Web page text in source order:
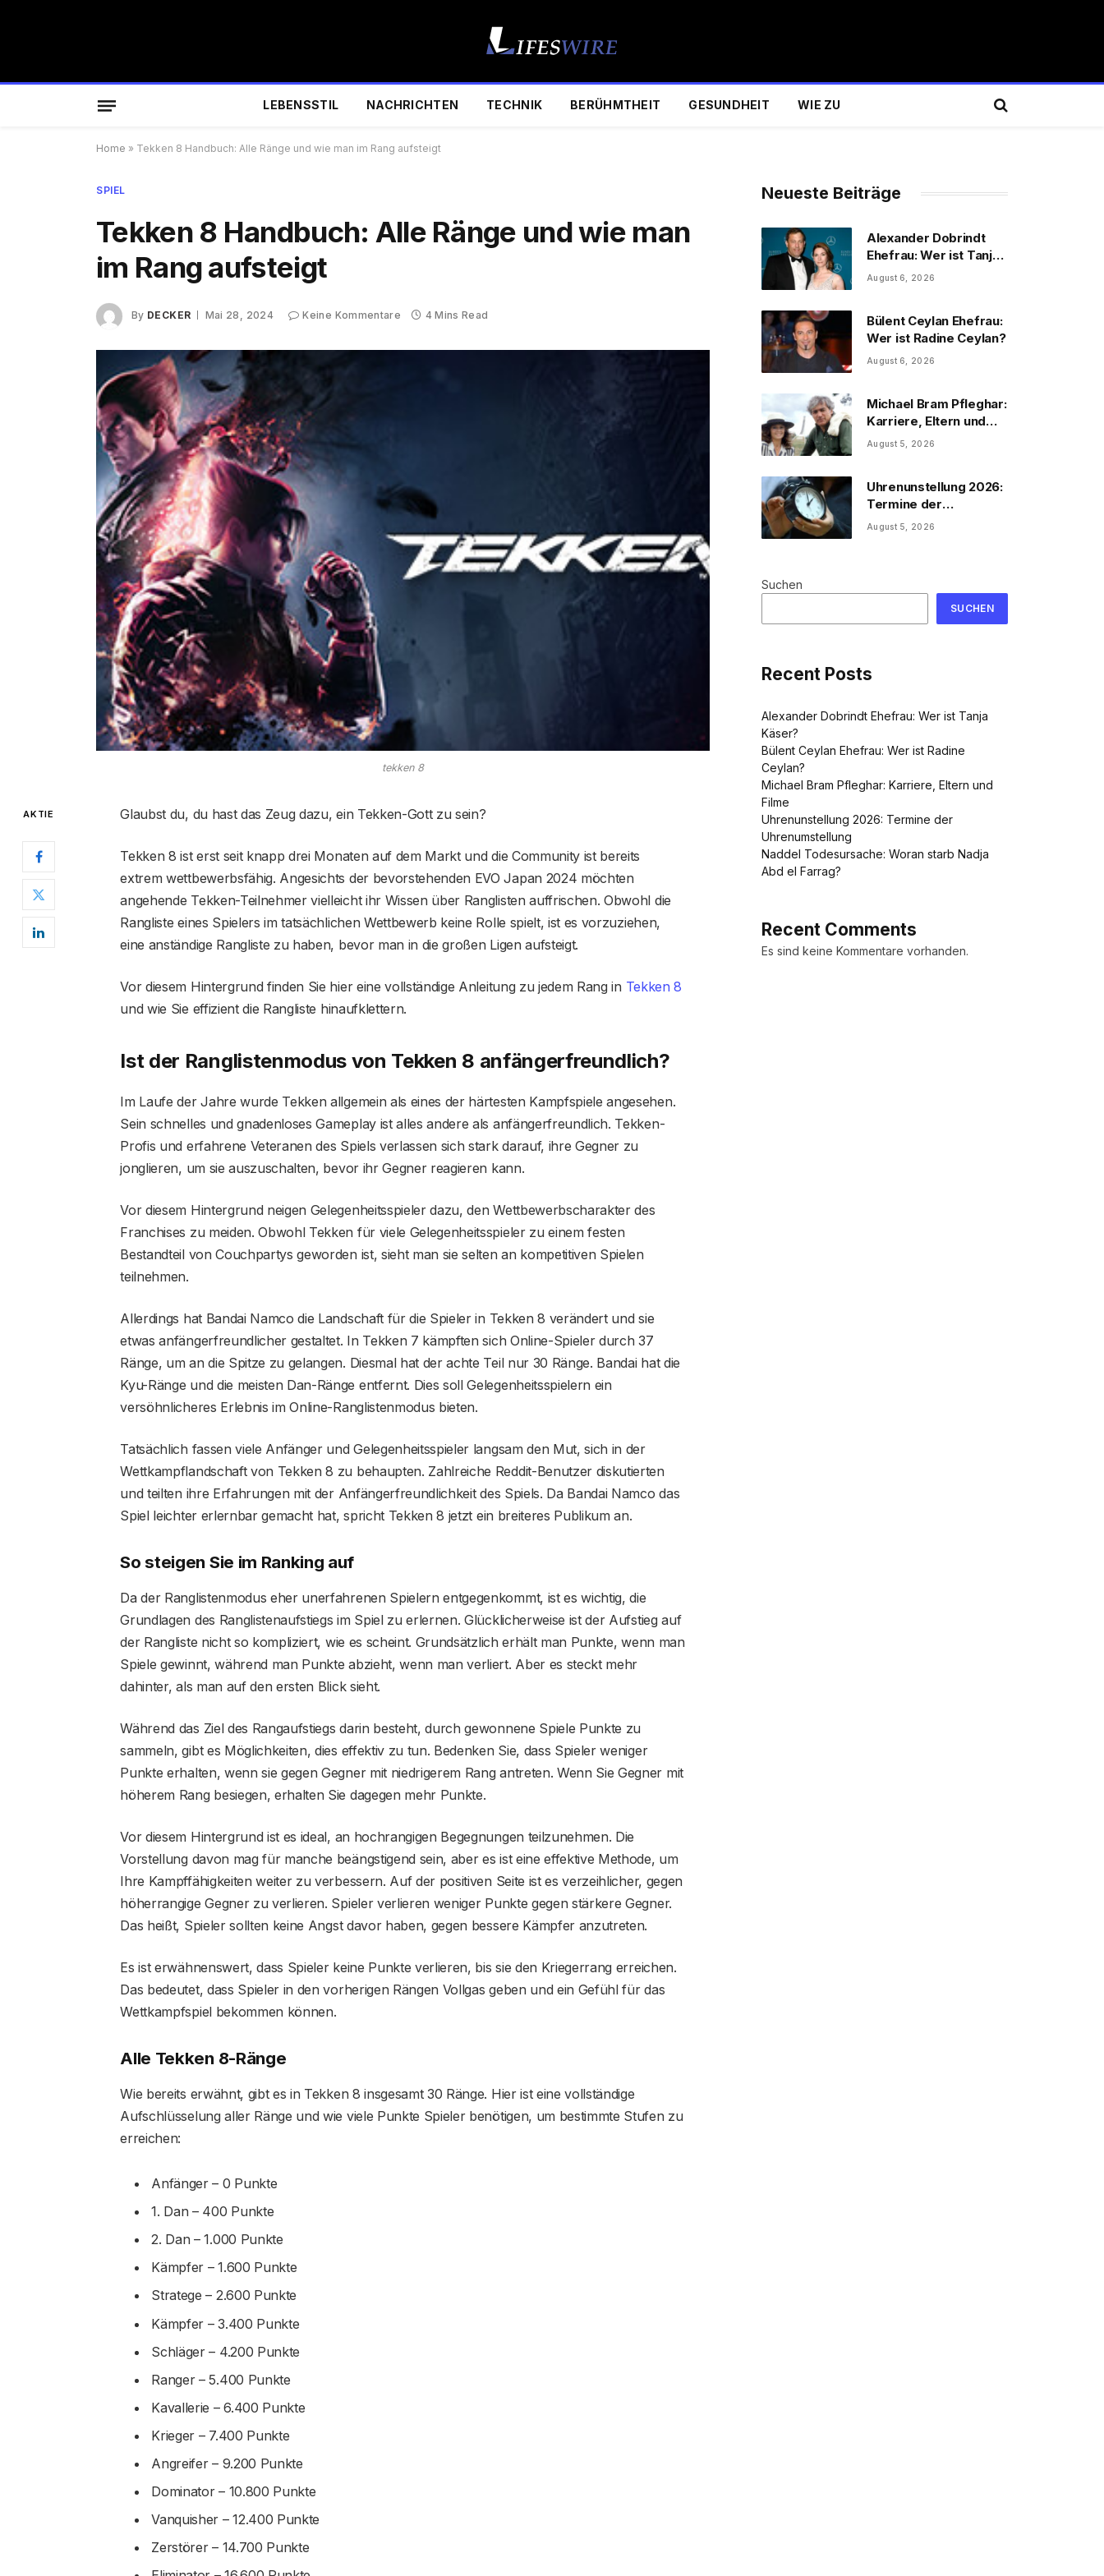
LEBENSSTIL NACHRICHTEN TECHNIK BERÜHMTHEIT GESUNDHEIT WIE ZU
Home » Tekken 8 Handbuch: Alle Ränge und wie man im Rang aufsteigt
SPIEL
Tekken 8 Handbuch: Alle Ränge und wie man
im Rang aufsteigt
By DECKER Mai 28, 2024 Keine Kommentare 4 Mins Read
tekken 8
AKTIE Glaubst du, du hast das Zeug dazu, ein Tekken-Gott zu sein?
Tekken 8 ist erst seit knapp drei Monaten auf dem Markt und die Community ist bereits
extrem wettbewerbsfähig. Angesichts der bevorstehenden EVO Japan 2024 möchten
angehende Tekken-Teilnehmer vielleicht ihr Wissen über Ranglisten auffrischen. Obwohl die
Rangliste eines Spielers im tatsächlichen Wettbewerb keine Rolle spielt, ist es vorzuziehen,
eine anständige Rangliste zu haben, bevor man in die großen Ligen aufsteigt.
Vor diesem Hintergrund finden Sie hier eine vollständige Anleitung zu jedem Rang in Tekken 8
und wie Sie effizient die Rangliste hinaufklettern.
Ist der Ranglistenmodus von Tekken 8 anfängerfreundlich?
Im Laufe der Jahre wurde Tekken allgemein als eines der härtesten Kampfspiele angesehen.
Sein schnelles und gnadenloses Gameplay ist alles andere als anfängerfreundlich. Tekken-
Profis und erfahrene Veteranen des Spiels verlassen sich stark darauf, ihre Gegner zu
jonglieren, um sie auszuschalten, bevor ihr Gegner reagieren kann.
Vor diesem Hintergrund neigen Gelegenheitsspieler dazu, den Wettbewerbscharakter des
Franchises zu meiden. Obwohl Tekken für viele Gelegenheitsspieler zu einem festen
Bestandteil von Couchpartys geworden ist, sieht man sie selten an kompetitiven Spielen
teilnehmen.
Allerdings hat Bandai Namco die Landschaft für die Spieler in Tekken 8 verändert und sie
etwas anfängerfreundlicher gestaltet. In Tekken 7 kämpften sich Online-Spieler durch 37
Ränge, um an die Spitze zu gelangen. Diesmal hat der achte Teil nur 30 Ränge. Bandai hat die
Kyu-Ränge und die meisten Dan-Ränge entfernt. Dies soll Gelegenheitsspielern ein
versöhnlicheres Erlebnis im Online-Ranglistenmodus bieten.
Tatsächlich fassen viele Anfänger und Gelegenheitsspieler langsam den Mut, sich in der
Wettkampflandschaft von Tekken 8 zu behaupten. Zahlreiche Reddit-Benutzer diskutierten
und teilten ihre Erfahrungen mit der Anfängerfreundlichkeit des Spiels. Da Bandai Namco das
Spiel leichter erlernbar gemacht hat, spricht Tekken 8 jetzt ein breiteres Publikum an.
So steigen Sie im Ranking auf
Da der Ranglistenmodus eher unerfahrenen Spielern entgegenkommt, ist es wichtig, die
Grundlagen des Ranglistenaufstiegs im Spiel zu erlernen. Glücklicherweise ist der Aufstieg auf
der Rangliste nicht so kompliziert, wie es scheint. Grundsätzlich erhält man Punkte, wenn man
Spiele gewinnt, während man Punkte abzieht, wenn man verliert. Aber es steckt mehr
dahinter, als man auf den ersten Blick sieht.
Während das Ziel des Rangaufstiegs darin besteht, durch gewonnene Spiele Punkte zu
sammeln, gibt es Möglichkeiten, dies effektiv zu tun. Bedenken Sie, dass Spieler weniger
Punkte erhalten, wenn sie gegen Gegner mit niedrigerem Rang antreten. Wenn Sie Gegner mit
höherem Rang besiegen, erhalten Sie dagegen mehr Punkte.
Vor diesem Hintergrund ist es ideal, an hochrangigen Begegnungen teilzunehmen. Die
Vorstellung davon mag für manche beängstigend sein, aber es ist eine effektive Methode, um
Ihre Kampffähigkeiten weiter zu verbessern. Auf der positiven Seite ist es verzeihlicher, gegen
höherrangige Gegner zu verlieren. Spieler verlieren weniger Punkte gegen stärkere Gegner.
Das heißt, Spieler sollten keine Angst davor haben, gegen bessere Kämpfer anzutreten.
Es ist erwähnenswert, dass Spieler keine Punkte verlieren, bis sie den Kriegerrang erreichen.
Das bedeutet, dass Spieler in den vorherigen Rängen Vollgas geben und ein Gefühl für das
Wettkampfspiel bekommen können.
Alle Tekken 8-Ränge
Wie bereits erwähnt, gibt es in Tekken 8 insgesamt 30 Ränge. Hier ist eine vollständige
Aufschlüsselung aller Ränge und wie viele Punkte Spieler benötigen, um bestimmte Stufen zu
erreichen:
Anfänger – 0 Punkte
1. Dan – 400 Punkte
2. Dan – 1.000 Punkte
Kämpfer – 1.600 Punkte
Stratege – 2.600 Punkte
Kämpfer – 3.400 Punkte
Schläger – 4.200 Punkte
Ranger – 5.400 Punkte
Kavallerie – 6.400 Punkte
Krieger – 7.400 Punkte
Angreifer – 9.200 Punkte
Dominator – 10.800 Punkte
Vanquisher – 12.400 Punkte
Zerstörer – 14.700 Punkte
Neueste Beiträge
Alexander Dobrindt
Ehefrau: Wer ist Tanja
Käser?
August 6, 2026
Bülent Ceylan Ehefrau:
Wer ist Radine Ceylan?
August 6, 2026
Michael Bram Pfleghar:
Karriere, Eltern und
Filme
August 5, 2026
Uhrenunstellung 2026:
Termine der
Uhrenumstellung
August 5, 2026
Suchen
SUCHEN
Recent Posts
Alexander Dobrindt Ehefrau: Wer ist Tanja
Käser?
Bülent Ceylan Ehefrau: Wer ist Radine
Ceylan?
Michael Bram Pfleghar: Karriere, Eltern und
Filme
Uhrenunstellung 2026: Termine der
Uhrenumstellung
Naddel Todesursache: Woran starb Nadja
Abd el Farrag?
Recent Comments
Es sind keine Kommentare vorhanden.